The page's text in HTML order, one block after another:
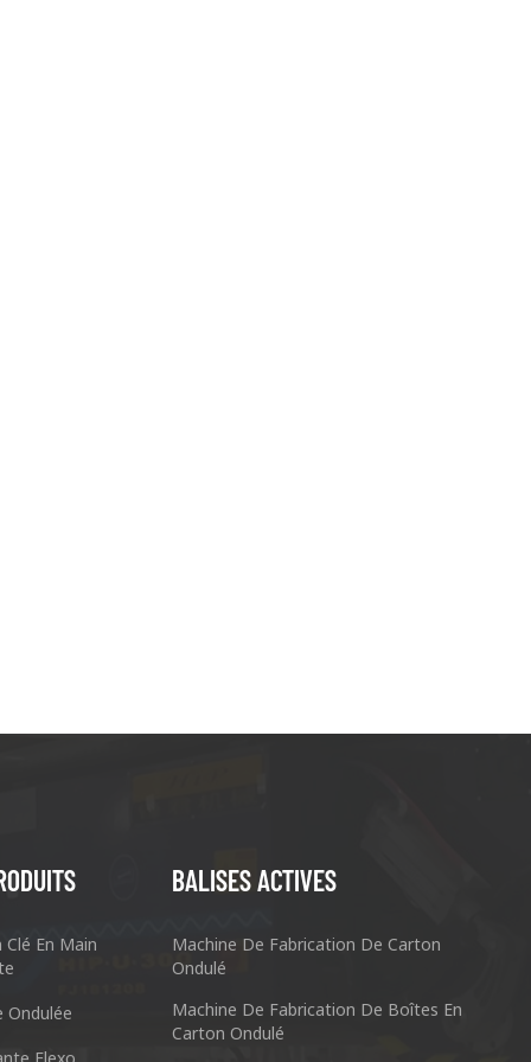
En Main
Ondulée
BALISES ACTIVES
Machine De Fabrication De Carton
Ondulé
Machine De Fabrication De Boîtes En
Carton Ondulé